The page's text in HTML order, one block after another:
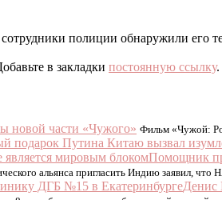
полиции обнаружили его
в закладки постоянную ссылку.
новой части «Чужого» Фильм «Чужой:
подарок Путина Китаю вызвал
Помощник
альянса пригласить Индию заявил,
Денис